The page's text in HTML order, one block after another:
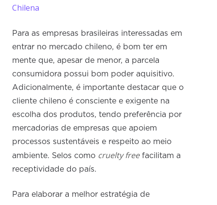
Chilena
Para as empresas brasileiras interessadas em
entrar no mercado chileno, é bom ter em
mente que, apesar de menor, a parcela
consumidora possui bom poder aquisitivo.
Adicionalmente, é importante destacar que o
cliente chileno é consciente e exigente na
escolha dos produtos, tendo preferência por
mercadorias de empresas que apoiem
processos sustentáveis e respeito ao meio
ambiente. Selos como cruelty freefacilitam a
receptividade do país.
Para elaborar a melhor estratégia de